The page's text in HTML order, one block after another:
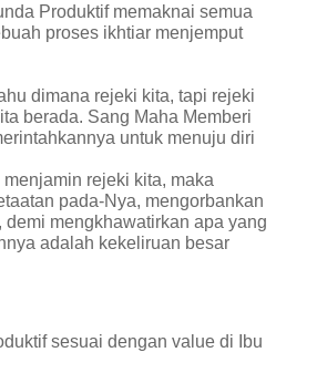
Produktif memaknai semua
proses ikhtiar menjemput
dimana rejeki kita, tapi rejeki
berada. Sang Maha Memberi
untuk menuju diri
rejeki kita, maka
pada-Nya, mengorbankan
demi mengkhawatirkan apa yang
adalah kekeliruan besar
sesuai dengan value di Ibu